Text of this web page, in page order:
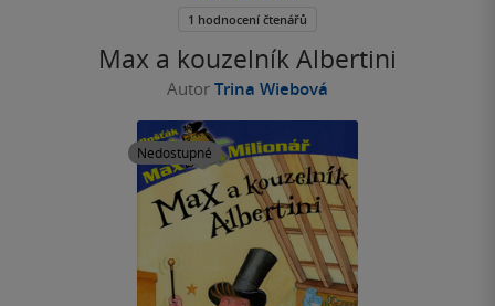
Max a kouzelník Albertini
Autor Trina Wiebová
Nedostupné
5
1 hodnocení čtenářů